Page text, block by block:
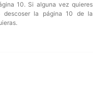
10. Si alguna vez quieres
descoser la página 10 de la